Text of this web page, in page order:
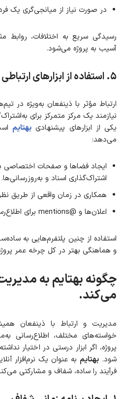
در صورت نیاز از میانجی‌گری یک
رسیدگی سریع به اختلافات، روابط
آسیب به پروژه می‌شود.
۵. استفاده از ابزارهای
ارتباط مؤثر با ذینفعان به‌ویژه در
نیازمند یک مرکز متمرکز برای
یکی از ابزارهای پیشنهادی بهتایم
می‌دهد:
ایجاد فضاها و صفحات اختصاصی
اشتراک‌گذاری اسناد و به‌روزرسانی‌ها.
همکاری در زمان واقعی از طریق
اعلان‌ها و @mentions برای اطلاع‌رسانی فوری.
استفاده از چنین پلتفرم‌هایی به
و هماهنگی بهتر در کل چرخه عمر
چگونه بهتایم به
می‌کند.
مدیریت و ارتباط با ذینفعان
خواسته‌های مختلف، اطلاع‌رسانی
پروژه، اگر ابزار درستی در اختیار
شود. بهتایم به عنوان یک نرم‌افزار
فرآیند را ساده، شفاف و مشارکتی